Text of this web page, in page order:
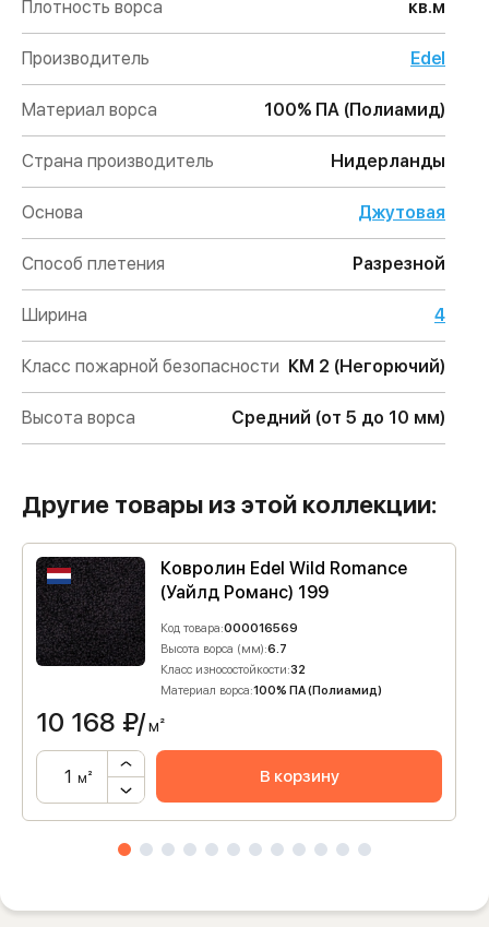
Плотность ворса кв.м
Производитель Edel
Материал ворса 100% ПА (Полиамид)
Страна производитель Нидерланды
Основа Джутовая
Способ плетения Разрезной
Ширина 4
Класс пожарной безопасности КМ 2 (Негорючий)
Высота ворса Средний (от 5 до 10 мм)
Другие товары из этой коллекции:
Ковролин Edel Wild Romance
(Уайлд Романс) 199
Код товара:000016569
Высота ворса (мм):6.7
Класс износостойкости:32
Материал ворса:100% ПА (Полиамид)
10 168 ₽/м²
м² В корзину